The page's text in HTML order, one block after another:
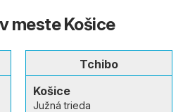
meste Košice
Tchibo
Košice
Južná trieda